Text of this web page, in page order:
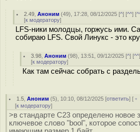
2.49 ,Аноним (49), 17:28, 08/12/2025 [^] [^^] [
[к модератору]
LFS-ники молодцы, горжусь ими.
собираю LFS. Свой Линукс - это
3.98 ,Аноним (98), 13:51, 09/12/2025 [^] [^^
[к модератору]
Как там сейчас собрать с
1.5 ,Аноним (5), 10:10, 08/12/2025 [ответить] [
[к модератору]
>в стандарте С23 определено новое
ключевое слово "bool", которое